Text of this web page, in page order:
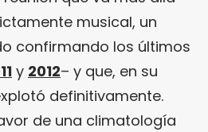
musical, un
confirmando los últimos
y 2012– y que, en su
definitivamente.
de una climatología